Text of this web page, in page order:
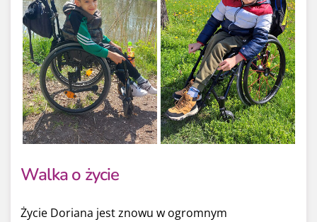
Walka o życie
Życie Doriana jest znowu w ogromnym